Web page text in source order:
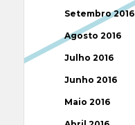
Setembro 2016
Agosto 2016
Julho 2016
Junho 2016
Maio 2016